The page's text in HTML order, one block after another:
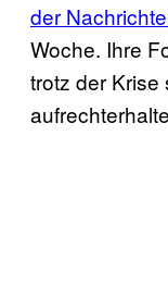
der
Woche. Ihre
trotz der Krise